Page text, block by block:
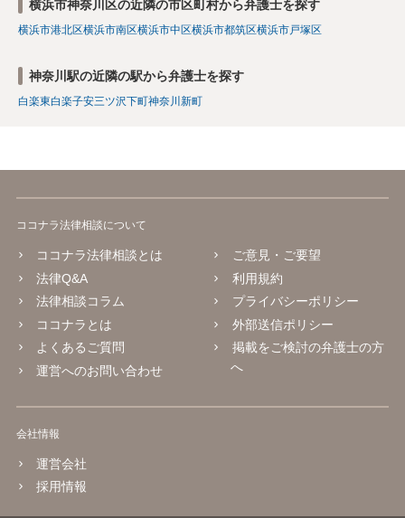
横浜市神奈川区の近隣の市区町村から弁護士を探す
横浜市港北区横浜市南区横浜市中区横浜市都筑区横浜市戸塚区
神奈川駅の近隣の駅から弁護士を探す
白楽東白楽子安三ツ沢下町神奈川新町
ココナラ法律相談について
ココナラ法律相談とは
法律Q&A
法律相談コラム
ココナラとは
よくあるご質問
運営へのお問い合わせ
ご意見・ご要望
利用規約
プライバシーポリシー
外部送信ポリシー
掲載をご検討の弁護士の方
へ
会社情報
運営会社
採用情報